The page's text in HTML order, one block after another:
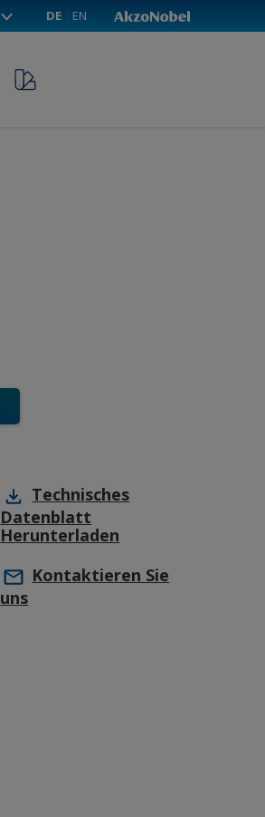
DE EN
Technisches
Datenblatt
Herunterladen
Kontaktieren Sie
uns